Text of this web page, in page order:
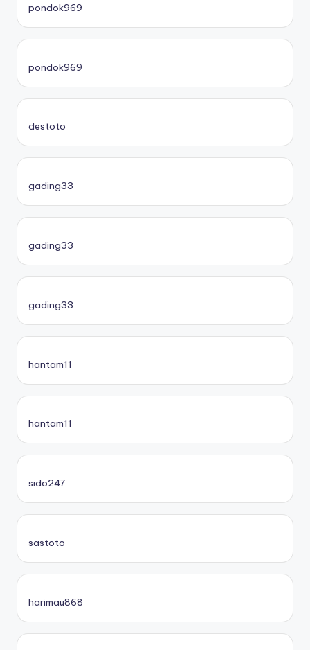
pondok969
pondok969
destoto
gading33
gading33
gading33
hantam11
hantam11
sido247
sastoto
harimau868